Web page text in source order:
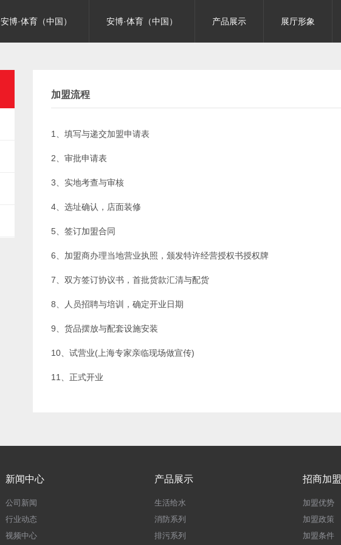
安博·体育（中国） 安博·体育（中国） 产品展示 展厅形象
加盟流程
1、填写与递交加盟申请表
2、审批申请表
3、实地考查与审核
4、选址确认，店面装修
5、签订加盟合同
6、加盟商办理当地营业执照，颁发特许经营授权书授权牌
7、双方签订协议书，首批货款汇清与配货
8、人员招聘与培训，确定开业日期
9、货品摆放与配套设施安装
10、试营业(上海专家亲临现场做宣传)
11、正式开业
新闻中心
公司新闻
行业动态
视频中心
产品展示
生活给水
消防系列
排污系列
招商加盟
加盟优势
加盟政策
加盟条件